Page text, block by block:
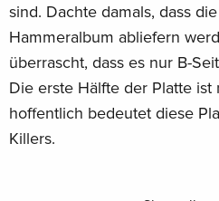
sind. Dachte damals, dass
Hammeralbum abliefern
überrascht, dass es nur B-
Die erste Hälfte der Platte ist
hoffentlich bedeutet diese
Killers.